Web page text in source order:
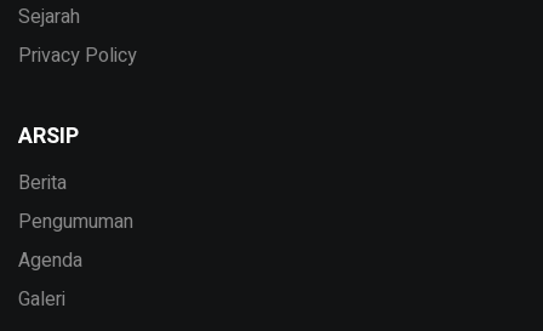
Sejarah
Privacy Policy
ARSIP
Berita
Pengumuman
Agenda
Galeri